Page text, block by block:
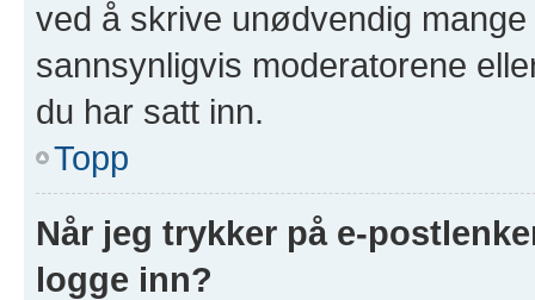
ved å skrive unødvendig
sannsynligvis moderatorene
du har satt inn.
Topp
Når jeg trykker på e-
logge inn?